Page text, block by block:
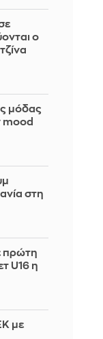
ο
μόδας
mood
στη
πρώτη
U16 η
με